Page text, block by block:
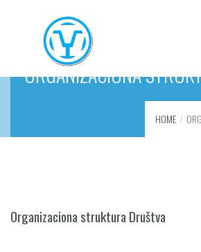
ORGANIZACIONA
HOME
Organizaciona struktura Društva